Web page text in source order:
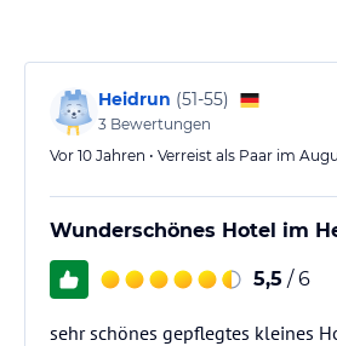
ruhigen Garten. Das Hotel bietet auch
Autovermietungsservice, der Ihnen die
erleichtert. Für weitere Aktivitäten und
Personal des Hotels gerne zur Verfügung.
Hinweis: Verfasst von HolidayCheck
Angaben ohne Gewähr. Bitte lies vor
Heidrun (51-55)
3 Bewertungen
Vor 10 Jahren • Verreist als Paar im
Wunderschönes Hotel im
5,5 / 6
sehr schönes gepflegtes kleines